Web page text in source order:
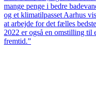
mange penge i bedre
og et klimatilpasset Aarhus
at arbejde for det fælles
2022 er også en omstilling til
fremtid.”